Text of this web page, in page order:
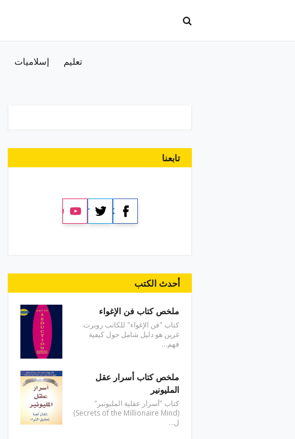
إسلاميات تعليم
تابعنا
Facebook
Twitter
YouTube
أحدث الكتب
ملخص كتاب فن الإغواء
كتاب "فن الإغواء" للكاتب روبرت
غرين هو دليل شامل حول كيفية
فهم…
ملخص كتاب أسرار عقل
المليونير
كتاب "أسرار عقلية المليونير"
(Secrets of the Millionaire Mind)
ل…